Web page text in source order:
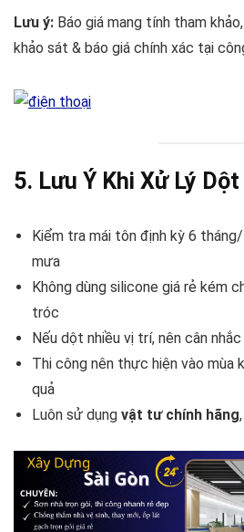
Lưu ý: Báo giá mang tính tham
khảo sát & báo giá chính xác tại
5. Lưu Ý Khi Xử Lý
Kiểm tra mái tôn định kỳ 6
mưa
Không dùng silicone giá rẻ kém
tróc
Nếu dột nhiều vị trí, nên cân
Thi công nên thực hiện vào mùa
quả
Luôn sử dụng vật tư chính hãng